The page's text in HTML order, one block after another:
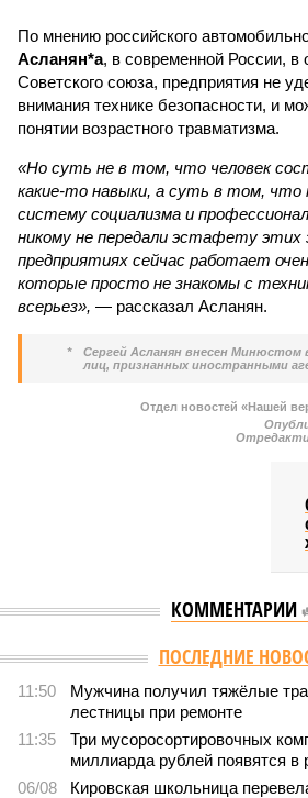
По мнению российского
Асланян*а, в современной России, в
Советского союза, предприятия не
внимания технике безопасности, и
понятии возрастного травматизма.
«Но суть не в том, что человек
какие-то навыки, а суть в том, что
систему социализма и
никому не передали эстафету этих
предприятиях сейчас работает
которые просто не знакомы с
всерьез», — рассказал Асланян.
*
Сергей Асланян внесен Минюстом
лиц, признанных иностранными
Отдел новостей «Нашей
КОММЕНТАРИИ
ПОСЛЕДНИЕ
11:50
Мужчина получил тяжёлые
лестницы при ремонте
11:35
Три мусоросортировочных
миллиарда рублей появятся в
06/08
Кировская школьница